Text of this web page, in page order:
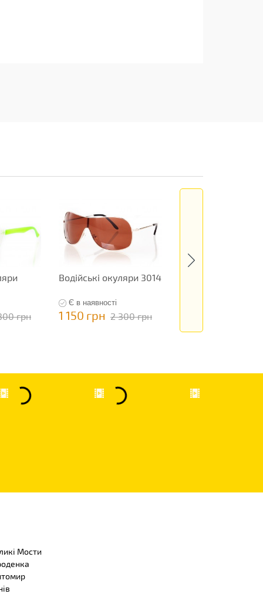
грн
Водійські окуляри 3014
Є в наявності
1 150 грн 2 300 грн
Мости